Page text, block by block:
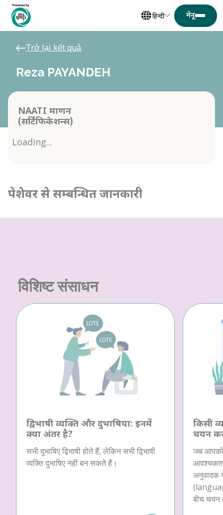
हिन्दी
Trở lại kết quả
Reza PAYANDEH
NAATI प्रमाणन
(सर्टिफिकेशन्स)
Loading...
पेशेवर से सम्बन्धित जानकारी
विशिष्ट संसाधन
द्विभाषी व्यक्ति और दुभाषिया: इनमें
क्या अंतर है?
सभी दुभाषिए द्विभाषी होते हैं, लेकिन सभी द्विभाषी
व्यक्ति दुभाषिए नहीं बन सकते हैं।
किसी
चयन
जब आपको
अनुवादक
बीच